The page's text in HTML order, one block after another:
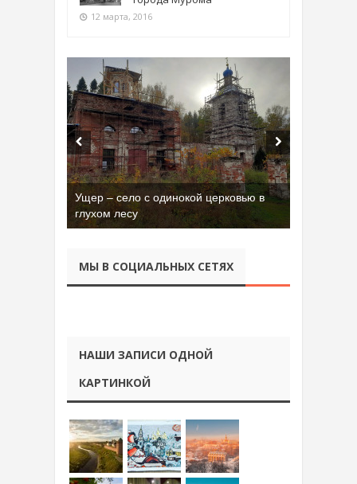
12 марта, 2016
Ущер – село с одинокой церковью в
глухом лесу
МЫ В СОЦИАЛЬНЫХ СЕТЯХ
НАШИ ЗАПИСИ ОДНОЙ
КАРТИНКОЙ